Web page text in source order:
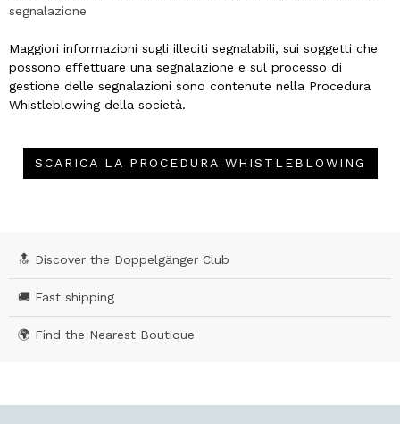
segnalazione
Maggiori informazioni sugli illeciti segnalabili, sui soggetti che
possono effettuare una segnalazione e sul processo di
gestione delle segnalazioni sono contenute nella Procedura
Whistleblowing della società.
SCARICA LA PROCEDURA WHISTLEBLOWING
🔝 Discover the Doppelgänger Club
🚚 Fast shipping
🌍 Find the Nearest Boutique